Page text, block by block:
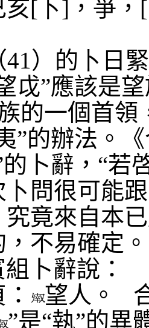
亥[ 卜] ，爭， [
41）的 卜 日
戉”應該是
的一個首
”的辦法。
卜辭，“若
卜 問很可能
竟來自本
不易確定。
卜辭說：
望人。
”是“執”的異